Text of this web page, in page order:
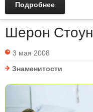
Подробнее
Шерон Стоун
3 мая 2008
Знаменитости